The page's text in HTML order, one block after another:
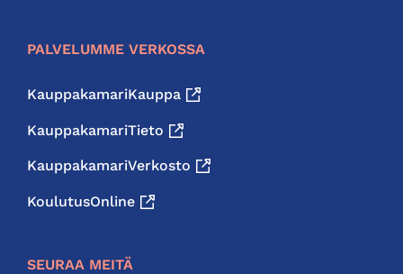
PALVELUMME VERKOSSA
KauppakamariKauppa
KauppakamariTieto
KauppakamariVerkosto
KoulutusOnline
SEURAA MEITÄ